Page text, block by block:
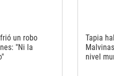
un robo
"Ni la
Tapia
nivel